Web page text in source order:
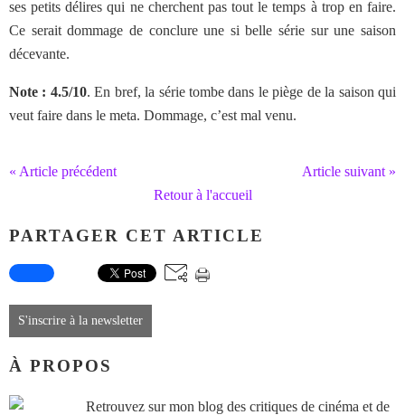
ses petits délires qui ne cherchent pas tout le temps à trop en faire.
Ce serait dommage de conclure une si belle série sur une saison
décevante.
Note : 4.5/10. En bref, la série tombe dans le piège de la saison qui
veut faire dans le meta. Dommage, c’est mal venu.
« Article précédent
Article suivant »
Retour à l'accueil
PARTAGER CET ARTICLE
S'inscrire à la newsletter
À PROPOS
Retrouvez sur mon blog des critiques de cinéma et de